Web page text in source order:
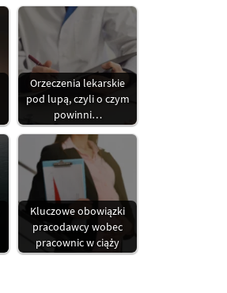
Orzeczenia lekarskie
pod lupą, czyli o czym
powinni…
Kluczowe obowiązki
pracodawcy wobec
pracownic w ciąży